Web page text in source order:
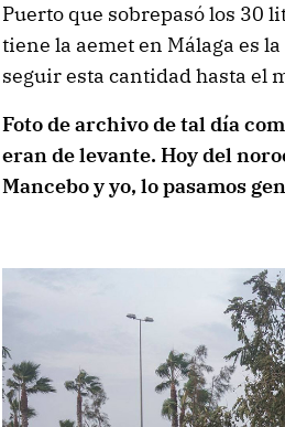
Puerto que sobrepasó los 30
tiene la aemet en Málaga es
seguir esta cantidad hasta el
Foto de archivo de tal día
eran de levante. Hoy del
Mancebo y yo, lo pasamos